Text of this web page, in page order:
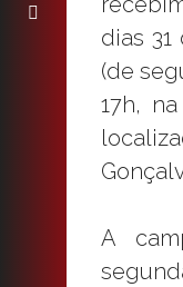
dias
(de
17h,
A